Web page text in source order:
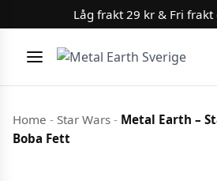
Hoppa till innehåll
Låg frakt 29 kr & Fri
Meny
Home - Star Wars - Metal Earth –
Boba Fett